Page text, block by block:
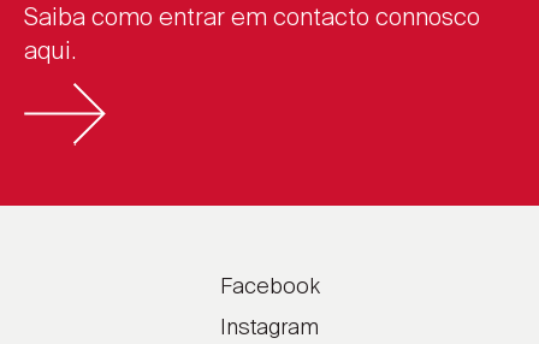
Saiba como entrar em contacto connosco
aqui.
Facebook
Instagram